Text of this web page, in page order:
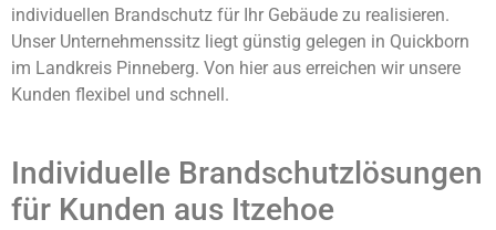
individuellen Brandschutz für Ihr Gebäude zu realisieren.
Unser Unternehmenssitz liegt günstig gelegen in Quickborn
im Landkreis Pinneberg. Von hier aus erreichen wir unsere
Kunden flexibel und schnell.
Individuelle Brandschutzlösungen
für Kunden aus Itzehoe